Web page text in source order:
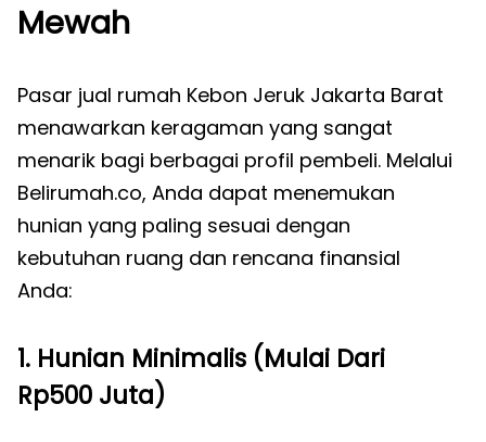
Mewah
Pasar jual rumah Kebon Jeruk Jakarta Barat
menawarkan keragaman yang sangat
menarik bagi berbagai profil pembeli. Melalui
Belirumah.co, Anda dapat menemukan
hunian yang paling sesuai dengan
kebutuhan ruang dan rencana finansial
Anda:
1. Hunian Minimalis (Mulai Dari
Rp500 Juta)